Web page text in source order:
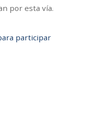
por esta vía.
participar